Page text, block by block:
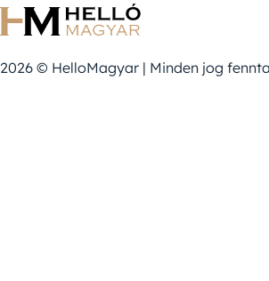
2026 © HelloMagyar | Minden jog